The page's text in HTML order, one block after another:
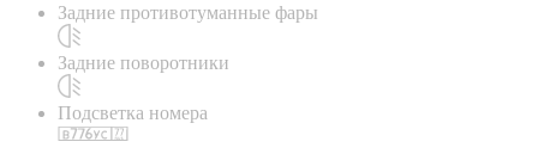
Задние противотуманные фары
Задние поворотники
Подсветка номера